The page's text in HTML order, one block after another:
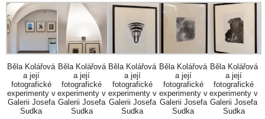
Běla Kolářová
a její
fotografické
experimenty v
Galerii Josefa
Sudka
Běla Kolářová
a její
fotografické
experimenty v
Galerii Josefa
Sudka
Běla Kolářová
a její
fotografické
experimenty v
Galerii Josefa
Sudka
Běla Kolářová
a její
fotografické
experimenty v
Galerii Josefa
Sudka
Běla Kolářová
a její
fotografické
experimenty v
Galerii Josefa
Sudka